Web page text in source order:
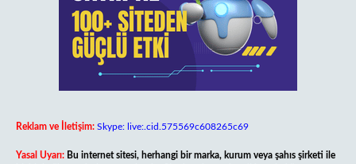
Reklam ve İletişim: Skype: live:.cid.575569c608265c69
Yasal Uyarı: Bu internet sitesi, herhangi bir marka, kurum veya şahıs şirketi ile